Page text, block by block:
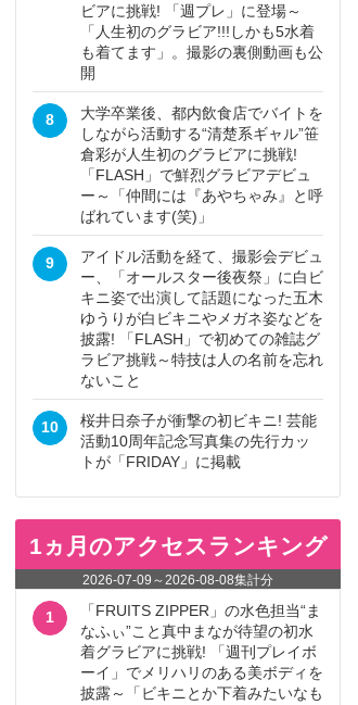
ビアに挑戦! 「週プレ」に登場～
「人生初のグラビア!!!しかも5水着
も着てます」。撮影の裏側動画も公
開
8
大学卒業後、都内飲食店でバイトを
しながら活動する“清楚系ギャル”笹
倉彩が人生初のグラビアに挑戦!
「FLASH」で鮮烈グラビアデビュ
ー～「仲間には『あやちゃみ』と呼
ばれています(笑)」
9
アイドル活動を経て、撮影会デビュ
ー、「オールスター後夜祭」に白ビ
キニ姿で出演して話題になった五木
ゆうりが白ビキニやメガネ姿などを
披露! 「FLASH」で初めての雑誌グ
ラビア挑戦～特技は人の名前を忘れ
ないこと
10
桜井日奈子が衝撃の初ビキニ! 芸能
活動10周年記念写真集の先行カッ
トが「FRIDAY」に掲載
1ヵ月のアクセスランキング
2026-07-09 ～2026-08-08集計分
1
「FRUITS ZIPPER」の水色担当“ま
なふぃ”こと真中まなが待望の初水
着グラビアに挑戦! 「週刊プレイボ
ーイ」でメリハリのある美ボディを
披露～「ビキニとか下着みたいなも